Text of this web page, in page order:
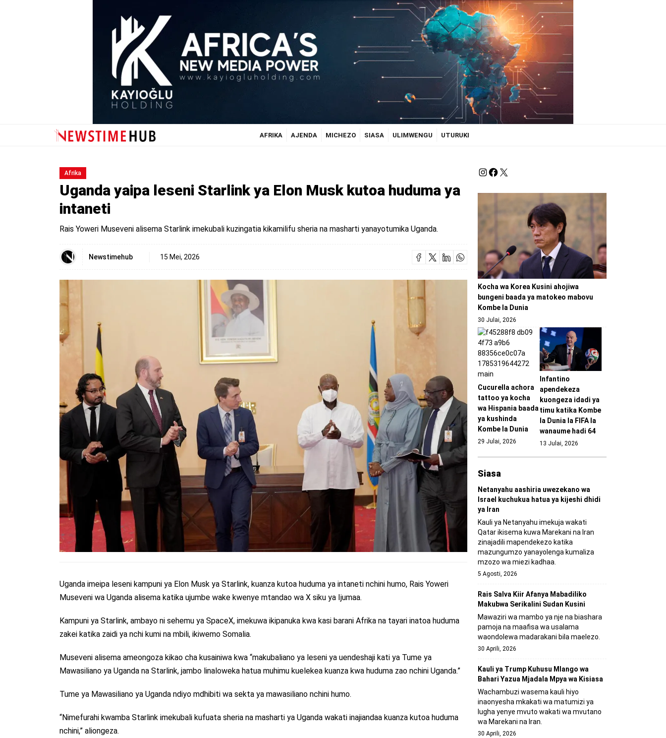
AFRIKA AJENDA MICHEZO SIASA ULIMWENGU UTURUKI
Afrika
Uganda yaipa leseni Starlink ya Elon Musk kutoa huduma ya
intaneti
Rais Yoweri Museveni alisema Starlink imekubali kuzingatia kikamilifu sheria na masharti yanayotumika Uganda.
Newstimehub 15 Mei, 2026
Uganda imeipa leseni kampuni ya Elon Musk ya Starlink, kuanza kutoa huduma ya intaneti nchini humo, Rais Yoweri
Museveni wa Uganda alisema katika ujumbe wake kwenye mtandao wa X siku ya Ijumaa.
Kampuni ya Starlink, ambayo ni sehemu ya SpaceX, imekuwa ikipanuka kwa kasi barani Afrika na tayari inatoa huduma
zakei katika zaidi ya nchi kumi na mbili, ikiwemo Somalia.
Museveni alisema ameongoza kikao cha kusainiwa kwa “makubaliano ya leseni ya uendeshaji kati ya Tume ya
Mawasiliano ya Uganda na Starlink, jambo linaloweka hatua muhimu kuelekea kuanza kwa huduma zao nchini Uganda.”
Tume ya Mawasiliano ya Uganda ndiyo mdhibiti wa sekta ya mawasiliano nchini humo.
“Nimefurahi kwamba Starlink imekubali kufuata sheria na masharti ya Uganda wakati inajiandaa kuanza kutoa huduma
nchini,” aliongeza.
Kocha wa Korea Kusini ahojiwa
bungeni baada ya matokeo mabovu
Kombe la Dunia
30 Julai, 2026
Cucurella achora
tattoo ya kocha
wa Hispania baada
ya kushinda
Kombe la Dunia
29 Julai, 2026
Infantino
apendekeza
kuongeza idadi ya
timu katika Kombe
la Dunia la FIFA la
wanaume hadi 64
13 Julai, 2026
Siasa
Netanyahu aashiria uwezekano wa
Israel kuchukua hatua ya kijeshi dhidi
ya Iran
Kauli ya Netanyahu imekuja wakati
Qatar ikisema kuwa Marekani na Iran
zinajadili mapendekezo katika
mazungumzo yanayolenga kumaliza
mzozo wa miezi kadhaa.
5 Agosti, 2026
Rais Salva Kiir Afanya Mabadiliko
Makubwa Serikalini Sudan Kusini
Mawaziri wa mambo ya nje na biashara
pamoja na maafisa wa usalama
waondolewa madarakani bila maelezo.
30 Aprili, 2026
Kauli ya Trump Kuhusu Mlango wa
Bahari Yazua Mjadala Mpya wa Kisiasa
Wachambuzi wasema kauli hiyo
inaonyesha mkakati wa matumizi ya
lugha yenye mvuto wakati wa mvutano
wa Marekani na Iran.
30 Aprili, 2026